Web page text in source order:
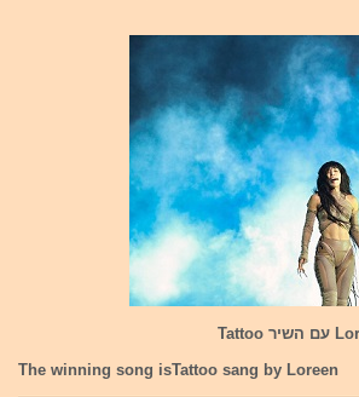
The winning song isTattoo sang by Loreen